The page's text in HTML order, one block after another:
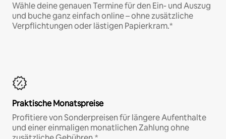
Wähle deine genauen Termine für den Ein- und Auszug
und buche ganz einfach online – ohne zusätzliche
Verpflichtungen oder lästigen Papierkram.*
Praktische Monatspreise
Profitiere von Sonderpreisen für längere Aufenthalte
und einer einmaligen monatlichen Zahlung ohne